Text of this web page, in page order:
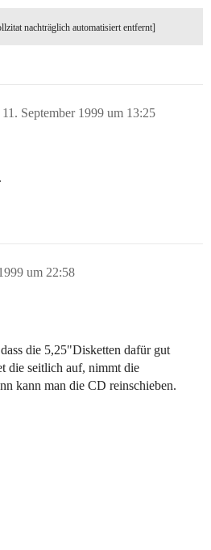
nachträglich automatisiert entfernt]
11. September 1999 um 13:25
um 22:58
die 5,25"Disketten dafür gut
die seitlich auf, nimmt die
kann man die CD reinschieben.